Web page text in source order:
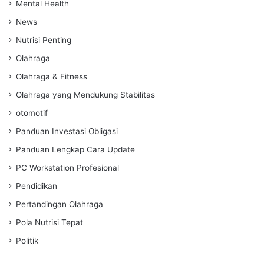
Mental Health
News
Nutrisi Penting
Olahraga
Olahraga & Fitness
Olahraga yang Mendukung Stabilitas
otomotif
Panduan Investasi Obligasi
Panduan Lengkap Cara Update
PC Workstation Profesional
Pendidikan
Pertandingan Olahraga
Pola Nutrisi Tepat
Politik